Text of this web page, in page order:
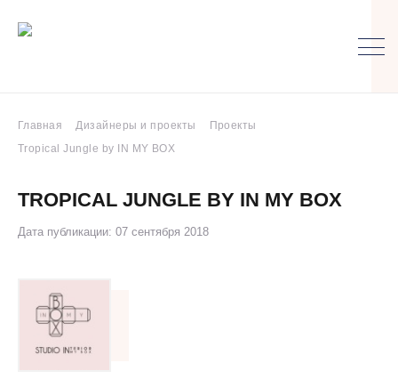
Главная Дизайнеры и проекты
Проекты
Tropical Jungle by IN MY BOX
TROPICAL JUNGLE BY IN MY BOX
Дата публикации: 07 сентября 2018